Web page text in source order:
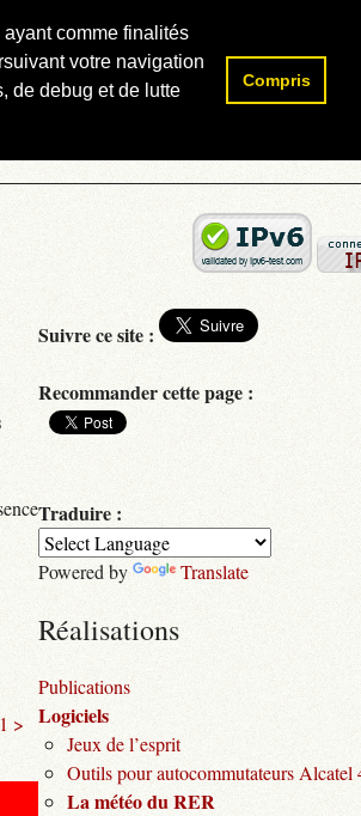
comme finalités
votre navigation
de debug et de lutte
Compris
>
Rechercher :
Suivre ce site :
Recommander cette page :
Traduire :
Powered by Translate
Réalisations
Publications
Logiciels
Jeux de l’esprit
Outils pour autocommutateurs Alcatel
La météo du RER